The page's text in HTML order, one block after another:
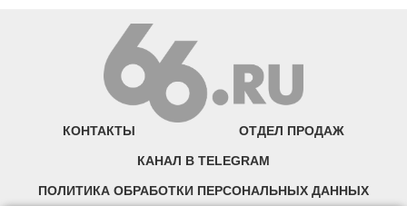
КОНТАКТЫ ОТДЕЛ ПРОДАЖ
КАНАЛ В TELEGRAM
ПОЛИТИКА ОБРАБОТКИ ПЕРСОНАЛЬНЫХ ДАННЫХ